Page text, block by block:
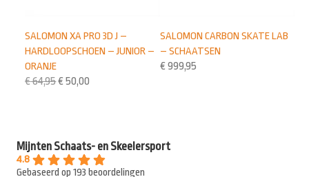
SALOMON CARBON SKATE LAB
– SCHAATSEN
€ 999,95
SALOMON XA PRO 3D J –
HARDLOOPSCHOEN – JUNIOR –
ORANJE
€64,95€ 50,00
Mijnten Schaats- en Skeelersport
4.8
Gebaseerd op 193 beoordelingen